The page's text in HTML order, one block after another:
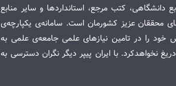
دانشگاهی، کتب مرجع، استانداردها و سایر منابع
محققان عزیز کشورمان است. سامانه‌ی یکپارچه‌ی
خود را در تامین نیازهای علمی جامعه‌ی علمی به
نخواهدکرد. با ایران پیپر دیگر نگران دسترسی به